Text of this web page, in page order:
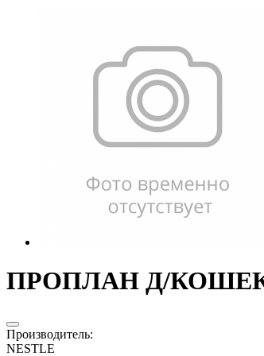
ПРОПЛАН Д/КОШЕК
Производитель:
NESTLE